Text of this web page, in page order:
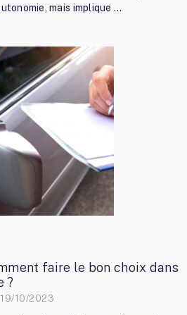
mais implique …
faire le bon choix dans
?
19/10/2023